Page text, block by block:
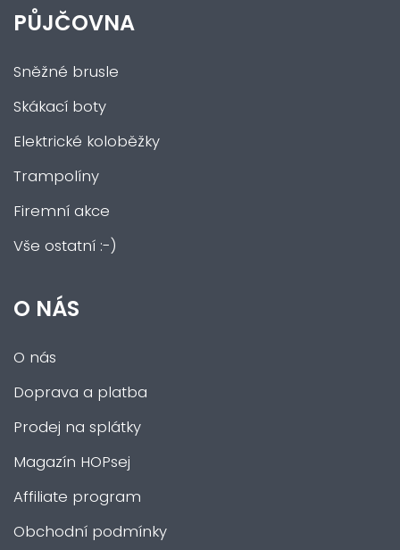
PŮJČOVNA
Sněžné brusle
Skákací boty
Elektrické koloběžky
Trampolíny
Firemní akce
Vše ostatní :-)
O NÁS
O nás
Doprava a platba
Prodej na splátky
Magazín HOPsej
Affiliate program
Obchodní podmínky